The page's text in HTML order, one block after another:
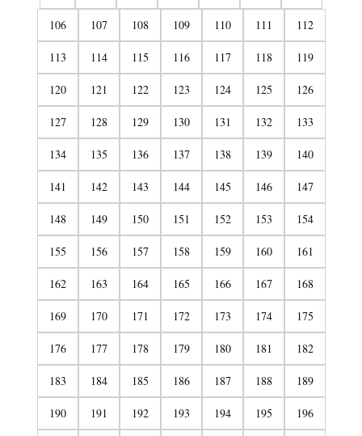
106 107 108 109 110 111 112
113 114 115 116 117 118 119
120 121 122 123 124 125 126
127 128 129 130 131 132 133
134 135 136 137 138 139 140
141 142 143 144 145 146 147
148 149 150 151 152 153 154
155 156 157 158 159 160 161
162 163 164 165 166 167 168
169 170 171 172 173 174 175
176 177 178 179 180 181 182
183 184 185 186 187 188 189
190 191 192 193 194 195 196